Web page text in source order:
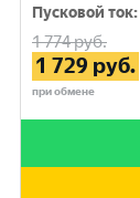
Пусковой ток:
1 774руб.
1 729 руб.
при обмене